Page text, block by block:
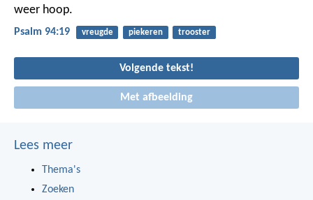
weer hoop.
Psalm 94:19 vreugde piekeren trooster
Volgende tekst!
Met afbeelding
Lees meer
Thema's
Zoeken